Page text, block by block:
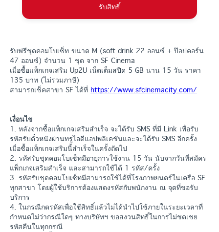
รับสิทธิ์
รับฟรีชุดคอมโบเซ็ท ขนาด M (soft drink 22 ออนซ์ + ป๊อปคอร์น
47 ออนซ์) จำนวน 1 ชุด จาก SF Cinema
เมื่อซื้อแพ็กเกจเสริม Up2U เน็ตเต็มสปีด 5 GB นาน 15 วัน ราคา
135 บาท (ไม่รวมภาษี)
สามารถเช็คสาขา SF ได้ที่ https://www.sfcinemacity.com/
เงื่อนไข
1. หลังจากซื้อแพ็กเกจเสริมสำเร็จ จะได้รับ SMS ที่มี Link เพื่อรับ
รหัสรับตั๋วหนังผ่านทรูไอดีแอปพลิเคชันและจะได้รับ SMS อีกครั้ง
เมื่อซื้อแพ็กเกจเสริมนี้สำเร็จในครั้งถัดไป
2. รหัสรับชุดคอมโบเซ็ทมีอายุการใช้งาน 15 วัน นับจากวันที่สมัคร
แพ็กเกจเสริมสำเร็จ และสามารถใช้ได้ 1 รหัส/ครั้ง
3. รหัสรับชุดคอมโบเซ็ทมีสามารถใช้ได้ที่โรงภาพยนตร์ในเครือ SF
ทุกสาขา โดยผู้ใช้บริการต้องแสดงรหัสกับพนักงาน ณ จุดที่ขอรับ
บริการ
4. ในกรณีกดรหัสเพื่อใช้สิทธิ์แล้วไม่ได้นำไปใช้ภายในระยะเวลาที่
กำหนดไม่ว่ากรณีใดๆ ทางบริษัทฯ ขอสงวนสิทธิ์ในการไม่ชดเชย
รหัสคืนในทุกกรณี